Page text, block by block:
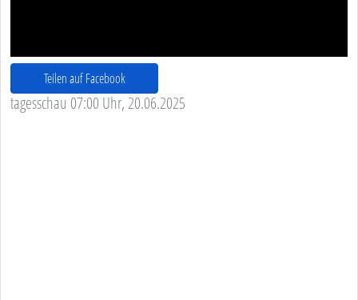
Teilen auf Facebook
tagesschau 07:00 Uhr, 20.06.2025